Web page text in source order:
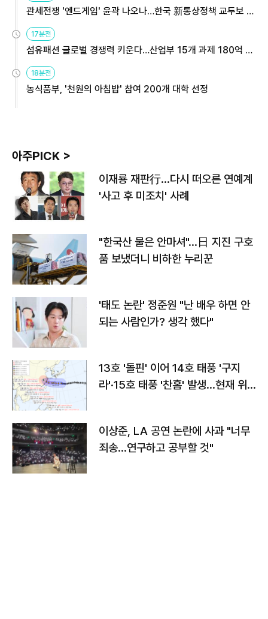
관세전쟁 '엔드게임' 윤곽 나오나…한국 新통상정책 교두보 활
용해야
17분전
섬유패션 글로벌 경쟁력 키운다…산업부 15개 과제 180억 지
원
18분전
농식품부, '천원의 아침밥' 참여 200개 대학 선정
아주PICK >
이재룡 재판行…다시 떠오른 연예계
'사고 후 미조치' 사례
"한국산 물은 안마셔"…日 지진 구호
품 보냈더니 비하한 누리꾼
'태도 논란' 정준원 "난 배우 하면 안
되는 사람인가? 생각 했다"
13호 '돌핀' 이어 14호 태풍 '구지
라'·15호 태풍 '찬홈' 발생…현재 위
이상준, LA 공연 논란에 사과 "너무
죄송…연구하고 공부할 것"